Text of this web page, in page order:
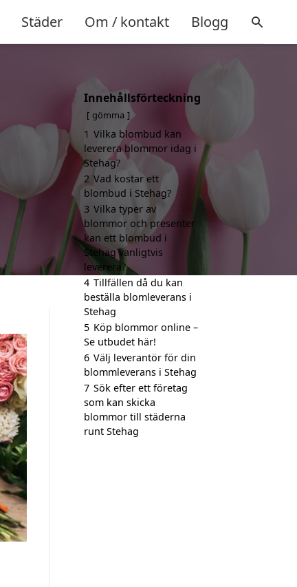
Städer Om / kontakt Blogg
Innehållsförteckning
gömma
1 Vilka blombud kan
leverera blommor idag i
Stehag?
2 Vad kostar ett
blombud i Stehag?
3 Vilka typer av
blommor och presenter
kan ett blombud i
Stehag vanligtvis
leverera?
4 Tillfällen då du kan
beställa blomleverans i
Stehag
5 Köp blommor online –
Se utbudet här!
6 Välj leverantör för din
blommleverans i Stehag
7 Sök efter ett företag
som kan skicka
blommor till städerna
runt Stehag